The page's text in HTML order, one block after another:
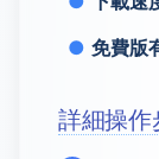
免費版
詳細操作